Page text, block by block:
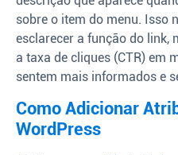
sobre o item do menu. Isso
esclarecer a função do link,
a taxa de cliques (CTR) em
sentem mais informados e
Como Adicionar
WordPress